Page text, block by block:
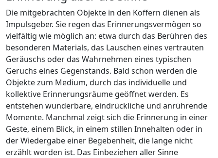
Die mitgebrachten Objekte in den Koffern dienen als
Impulsgeber. Sie regen das Erinnerungsvermögen so
vielfältig wie möglich an: etwa durch das Berühren des
besonderen Materials, das Lauschen eines vertrauten
Geräuschs oder das Wahrnehmen eines typischen
Geruchs eines Gegenstands. Bald schon werden die
Objekte zum Medium, durch das individuelle und
kollektive Erinnerungsräume geöffnet werden. Es
entstehen wunderbare, eindrückliche und anrührende
Momente. Manchmal zeigt sich die Erinnerung in einer
Geste, einem Blick, in einem stillen Innehalten oder in
der Wiedergabe einer Begebenheit, die lange nicht
erzählt worden ist. Das Einbeziehen aller Sinne